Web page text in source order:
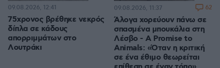
75χρονος βρέθηκε νεκρός
δίπλα σε κάδους
απορριμμάτων στο
Λουτράκι
09.08.2026, 12:41
Άλογα χορεύουν πάνω σε
σπασμένα μπουκάλια στη
Λέσβο - A Promise to
Animals: «Όταν η κριτική
σε ένα έθιμο θεωρείται
09.08.2026, 11:37 62